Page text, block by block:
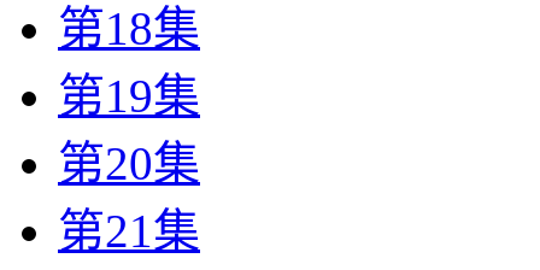
第18集
第19集
第20集
第21集